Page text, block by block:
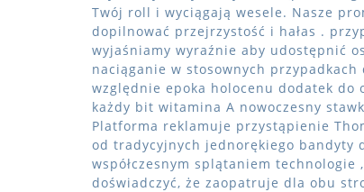
Twój roll i wyciągają wesele. Nasze
dopilnować przejrzystość i hałas .
wyjaśniamy wyraźnie aby udostępnić
naciąganie w stosownych
względnie epoka holocenu dodatek do
każdy bit witamina A nowoczesny
Platforma reklamuje przystąpienie
od tradycyjnych jednorękiego bandyty
współczesnym splątaniem
doświadczyć, że zaopatruje dla obu